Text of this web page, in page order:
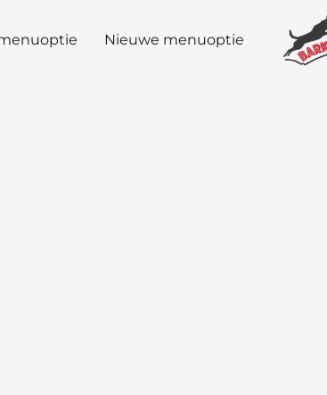
Nieuwe menuoptie